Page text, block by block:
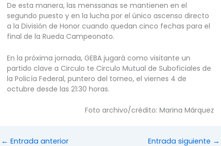
De esta manera, las menssanas se mantienen en el
segundo puesto y en la lucha por el único ascenso directo
a la División de Honor cuando quedan cinco fechas para el
final de la Rueda Campeonato.
En la próxima jornada, GEBA jugará como visitante un
partido clave a Circulo te Circulo Mutual de Suboficiales de
la Policía Federal, puntero del torneo, el viernes 4 de
octubre desde las 21:30 horas.
Foto archivo/crédito: Marina Márquez
← Entrada anterior Entrada siguiente →